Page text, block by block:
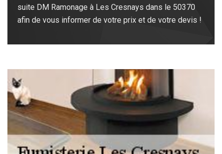
suite DM Ramonage à Les Cresnays dans le 50370
afin de vous informer de votre prix et de votre devis !